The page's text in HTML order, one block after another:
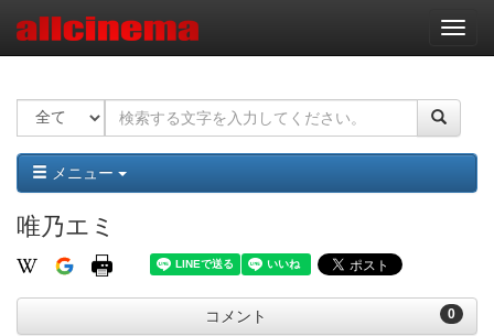
ナ
ビ
ー
ョ
ン
メニュー
唯乃エミ
0
コメント